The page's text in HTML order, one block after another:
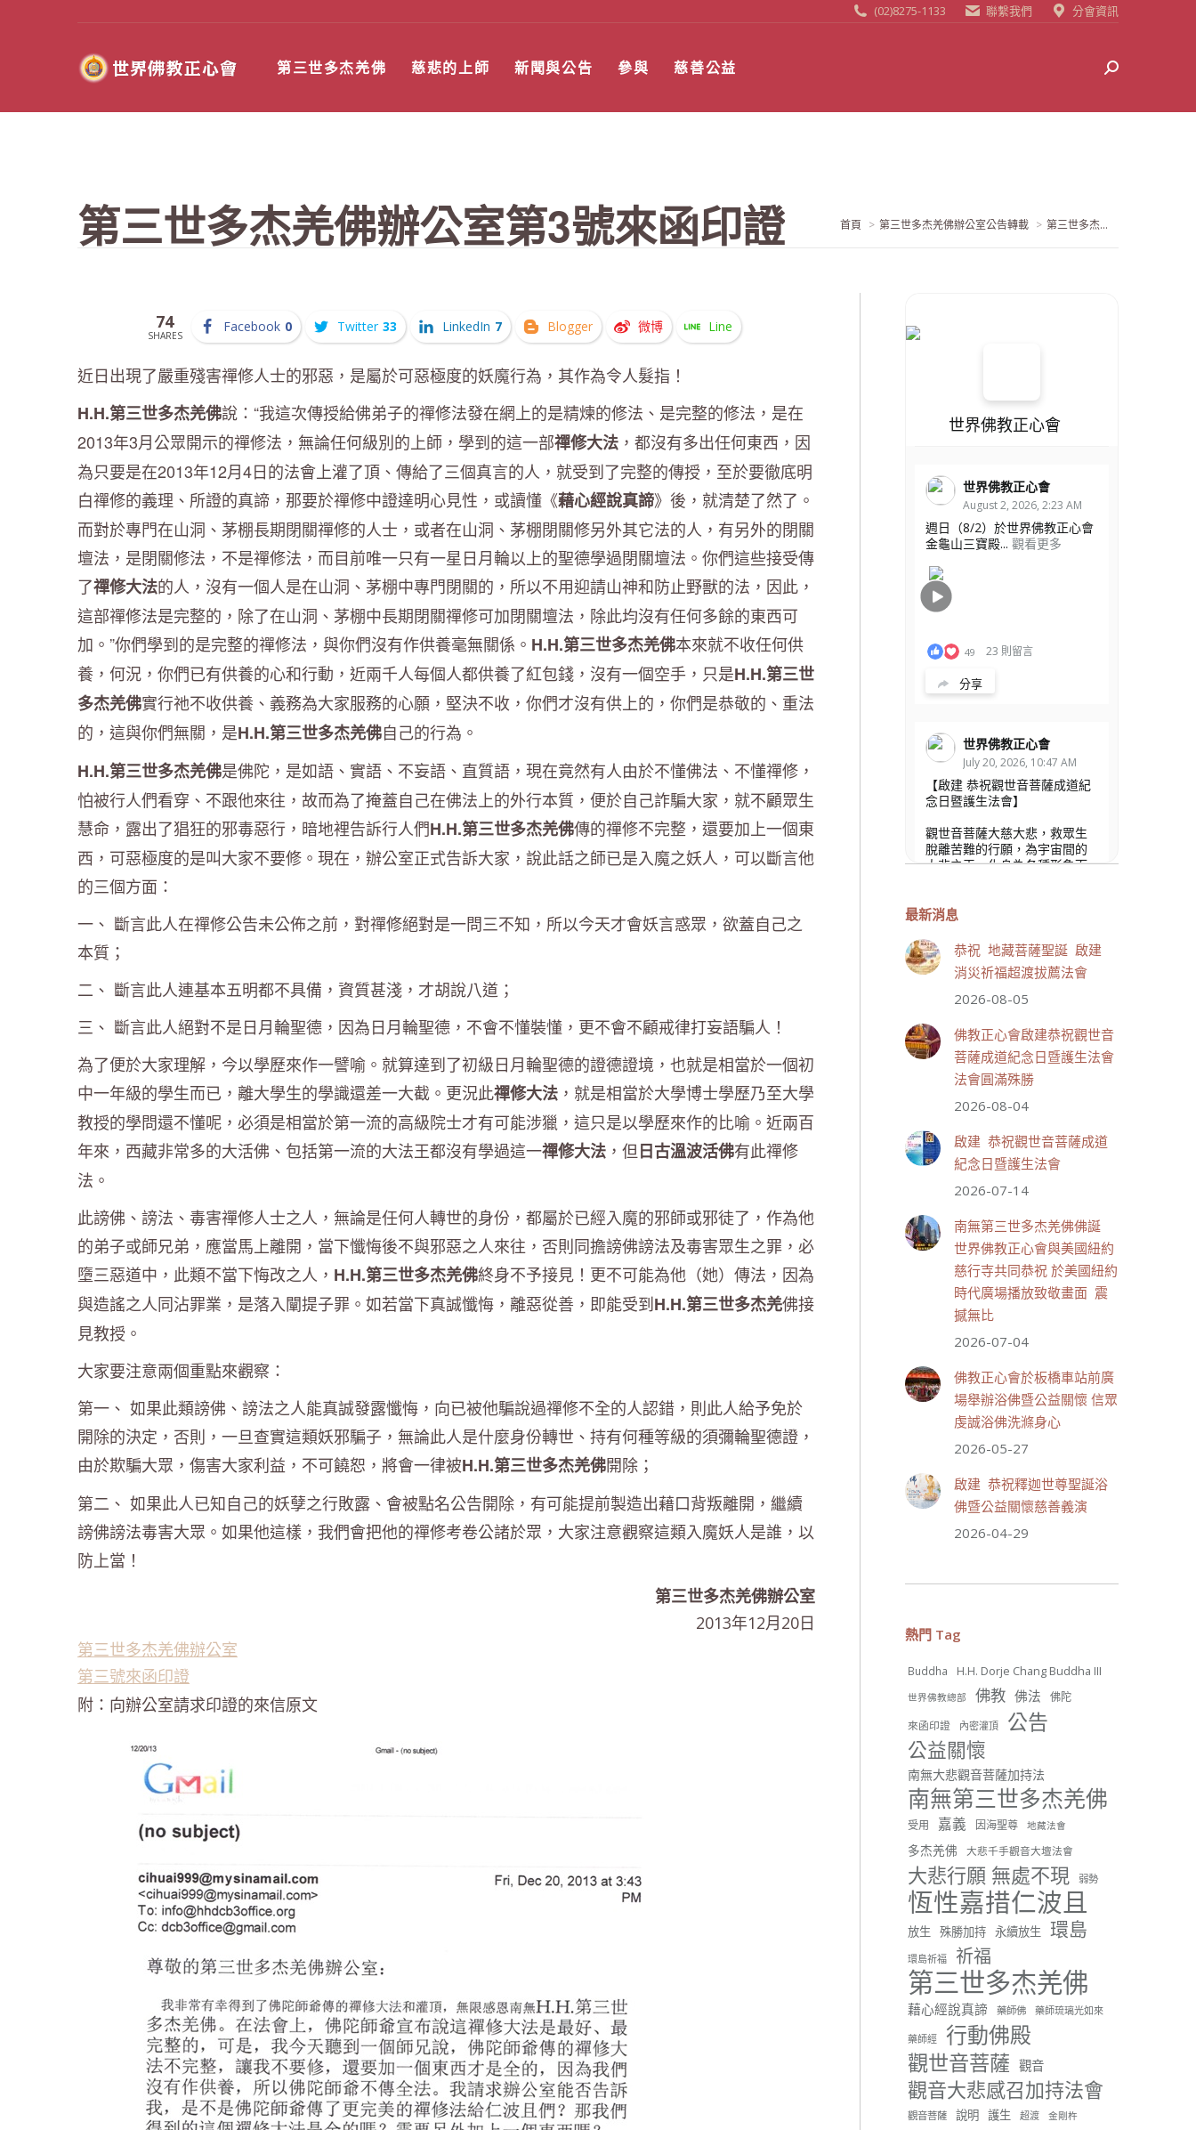
(02)8275-1133 聯繫我們 分會資訊
第三世多杰羌佛 慈悲的上師 新聞與公告 參與 慈善公益 Search:
第三世多杰羌佛辦公室第3號來函印證 當前位置:
首頁 第三世多杰羌佛辦公室公告轉載 第三世多杰...
74
SHARES
Facebook 0 Twitter 33 LinkedIn 7 Blogger 微博 Line
近日出現了嚴重殘害禪修人士的邪惡，是屬於可惡極度的妖魔行為，其作為令人髮指！
H.H.第三世多杰羌佛說：“我這次傳授給佛弟子的禪修法發在網上的是精煉的修法、是完整的修法，是在
2013年3月公眾開示的禪修法，無論任何級別的上師，學到的這一部禪修大法 ，都沒有多出任何東西，因
為只要是在2013年12月4日的法會上灌了頂、傳給了三個真言的人，就受到了完整的傳授，至於要徹底明
白禪修的義理、所證的真諦，那要於禪修中證達明心見性，或讀懂《藉心經說真諦》後，就清楚了然了。
而對於專門在山洞、茅棚長期閉關禪修的人士，或者在山洞、茅棚閉關修另外其它法的人，有另外的閉關
壇法，是閉關修法，不是禪修法，而目前唯一只有一星日月輪以上的聖德學過閉關壇法。你們這些接受傳
了禪修大法的人，沒有一個人是在山洞、茅棚中專門閉關的，所以不用迎請山神和防止野獸的法，因此，
這部禪修法是完整的，除了在山洞、茅棚中長期閉關禪修可加閉關壇法，除此均沒有任何多餘的東西可
加。”你們學到的是完整的禪修法，與你們沒有作供養毫無關係。 H.H.第三世多杰羌佛本來就不收任何供
養，何況，你們已有供養的心和行動，近兩千人每個人都供養了紅包錢，沒有一個空手，只是H.H.第三世
多杰羌佛實行祂不收供養、義務為大家服務的心願，堅決不收，你們才沒有供上的，你們是恭敬的、重法
的，這與你們無關，是H.H.第三世多杰羌佛自己的行為。
H.H.第三世多杰羌佛是佛陀，是如語、實語、不妄語、直質語，現在竟然有人由於不懂佛法、不懂禪修，
怕被行人們看穿、不跟他來往，故而為了掩蓋自己在佛法上的外行本質，便於自己詐騙大家，就不顧眾生
慧命，露出了猖狂的邪毒惡行，暗地裡告訴行人們H.H.第三世多杰羌佛傳的禪修不完整，還要加上一個東
西，可惡極度的是叫大家不要修。現在，辦公室正式告訴大家，說此話之師已是入魔之妖人，可以斷言他
的三個方面：
一、 斷言此人在禪修公告未公佈之前，對禪修絕對是一問三不知，所以今天才會妖言惑眾，欲蓋自己之
本質；
二、 斷言此人連基本五明都不具備，資質甚淺，才胡說八道；
三、 斷言此人絕對不是日月輪聖德，因為日月輪聖德，不會不懂裝懂，更不會不顧戒律打妄語騙人！
為了便於大家理解，今以學歷來作一譬喻。就算達到了初級日月輪聖德的證德證境，也就是相當於一個初
中一年級的學生而已，離大學生的學識還差一大截。更況此禪修大法 ，就是相當於大學博士學歷乃至大學
教授的學問還不懂呢，必須是相當於第一流的高級院士才有可能涉獵，這只是以學歷來作的比喻。近兩百
年來，西藏非常多的大活佛、包括第一流的大法王都沒有學過這一禪修大法 ，但日古溫波活佛有此禪修
法。
此謗佛、謗法、毒害禪修人士之人，無論是任何人轉世的身份，都屬於已經入魔的邪師或邪徒了，作為他
的弟子或師兄弟，應當馬上離開，當下懺悔後不與邪惡之人來往，否則同擔謗佛謗法及毒害眾生之罪，必
墮三惡道中，此類不當下悔改之人， H.H.第三世多杰羌佛終身不予接見！更不可能為他（她）傳法，因為
與造謠之人同沾罪業，是落入闡提子罪。如若當下真誠懺悔，離惡從善，即能受到H.H.第三世多杰羌佛接
見教授。
大家要注意兩個重點來觀察：
第一、 如果此類謗佛、謗法之人能真誠發露懺悔，向已被他騙說過禪修不全的人認錯，則此人給予免於
開除的決定，否則，一旦查實這類妖邪騙子，無論此人是什麼身份轉世、持有何種等級的須彌輪聖德證，
由於欺騙大眾，傷害大家利益，不可饒恕，將會一律被H.H.第三世多杰羌佛開除；
第二、 如果此人已知自己的妖孽之行敗露、會被點名公告開除，有可能提前製造出藉口背叛離開，繼續
謗佛謗法毒害大眾。如果他這樣，我們會把他的禪修考卷公諸於眾，大家注意觀察這類入魔妖人是誰，以
防上當！
第三世多杰羌佛辦公室
2013年12月20日
第三世多杰羌佛辦公室
第三號來函印證
附：向辦公室請求印證的來信原文
世界佛教正心會
世界佛教正心會
August 2, 2026, 2:23 AM
週日（8/2）於世界佛教正心會
金龜山三寶殿... 觀看更多
49 23 則留言
分享
世界佛教正心會
July 20, 2026, 10:47 AM
【啟建 恭祝觀世音菩薩成道紀
念日暨護生法會】
觀世音菩薩大慈大悲，救眾生
脫離苦難的行願，為宇宙間的
大悲之王，化身為各種形象而
身，農曆6月19日為觀世音菩薩
文殊院、財神會館、桃園金龜
山三寶殿將在8月1日(星期六)於
金龜山三寶殿聯合啟建「恭祝...
觀看更多
111 33 則留言
分享
世界佛教正心會
週日（7/19）將於世界佛教正
心會金龜山三寶殿... 觀看更多
分享
世界佛教正心會
週日（7/19）將於世界佛教正
心會金龜山三寶殿... 觀看更多
世界佛教正心會
June 22, 2026, 10:11 AM
[世界佛教正心會 新聞報導]
正心會行善列車開向花蓮基
隆， 關心榮民、榮眷及遺孤！
#正心會
#新北記者職業工會
#基隆榮服處
#花蓮榮家
91 42 則留言
分享
世界佛教正心會
June 21, 2026, 12:54 AM
週日（6/21）將於世界佛教正
心會金龜山三寶殿... 觀看更多
最新消息
恭祝 地藏菩薩聖誕 啟建
消災祈福超渡拔薦法會
2026-08-05
佛教正心會啟建恭祝觀世音
菩薩成道紀念日暨護生法會
法會圓滿殊勝
2026-08-04
啟建 恭祝觀世音菩薩成道
紀念日暨護生法會
2026-07-14
南無第三世多杰羌佛佛誕
世界佛教正心會與美國紐約
慈行寺共同恭祝 於美國紐約
時代廣場播放致敬畫面 震
撼無比
2026-07-04
佛教正心會於板橋車站前廣
場舉辦浴佛暨公益關懷 信眾
虔誠浴佛洗滌身心
2026-05-27
啟建 恭祝釋迦世尊聖誕浴
佛暨公益關懷慈善義演
2026-04-29
熱門 Tag
Buddha H.H. Dorje Chang Buddha III
世界佛教總部 佛教 佛法 佛陀
來函印證 內密灌頂 公告
公益關懷
南無大悲觀音菩薩加持法
南無第三世多杰羌佛
受用 嘉義 因海聖尊 地藏法會
多杰羌佛 大悲千手觀音大壇法會
大悲行願 無處不現 弱勢
恆性嘉措仁波且
放生 殊勝加持 永續放生 環島
環島祈福 祈福
第三世多杰羌佛
藉心經說真諦 藥師佛 藥師琉璃光如來
藥師經 行動佛殿
觀世音菩薩 觀音
觀音大悲感召加持法會
觀音菩薩 說明 護生 超渡 金剛杵